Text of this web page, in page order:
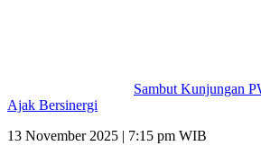
Sambut Kunjungan
Ajak Bersinergi
13 November 2025 | 7:15 pm WIB